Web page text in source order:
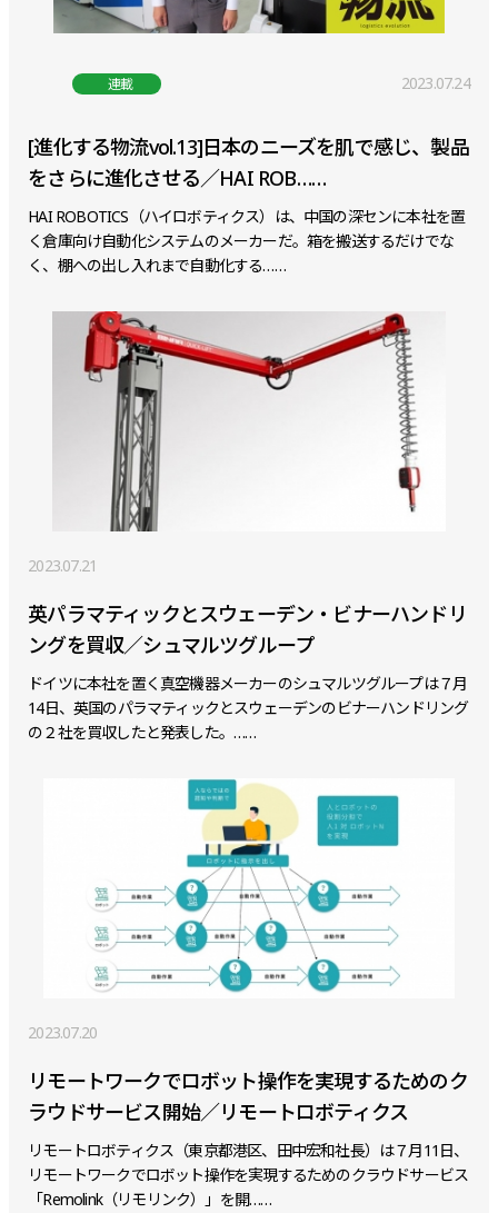
連載 2023.07.24
[進化する物流vol.13]日本のニーズを肌で感じ、製品
をさらに進化させる／HAI ROB……
HAI ROBOTICS（ハイロボティクス）は、中国の深センに本社を置
く倉庫向け自動化システムのメーカーだ。箱を搬送するだけでな
く、棚への出し入れまで自動化する……
2023.07.21
英パラマティックとスウェーデン・ビナーハンドリ
ングを買収／シュマルツグループ
ドイツに本社を置く真空機器メーカーのシュマルツグループは７月
14日、英国のパラマティックとスウェーデンのビナーハンドリング
の２社を買収したと発表した。……
2023.07.20
リモートワークでロボット操作を実現するためのク
ラウドサービス開始／リモートロボティクス
リモートロボティクス（東京都港区、田中宏和社長）は７月11日、
リモートワークでロボット操作を実現するためのクラウドサービス
「Remolink（リモリンク）」を開……